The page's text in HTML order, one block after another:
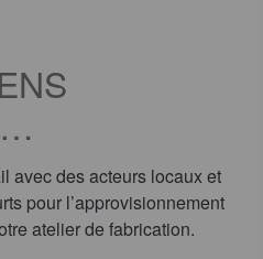
…
avec des acteurs locaux et
pour l’approvisionnement
atelier de fabrication.